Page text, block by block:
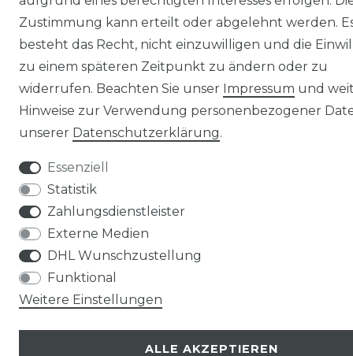
Zustimmung kann erteilt oder abgelehnt werden.
besteht das Recht, nicht einzuwilligen und die
zu einem späteren Zeitpunkt zu ändern oder zu
widerrufen. Beachten Sie unser Impressum und
Hinweise zur Verwendung personenbezogener
unserer Daten­schutz­erklärung.
Essenziell
Statistik
Zahlungsdienstleister
Externe Medien
DHL Wunschzustellung
Funktional
Weitere Einstellungen
ALLE AKZEPTIEREN